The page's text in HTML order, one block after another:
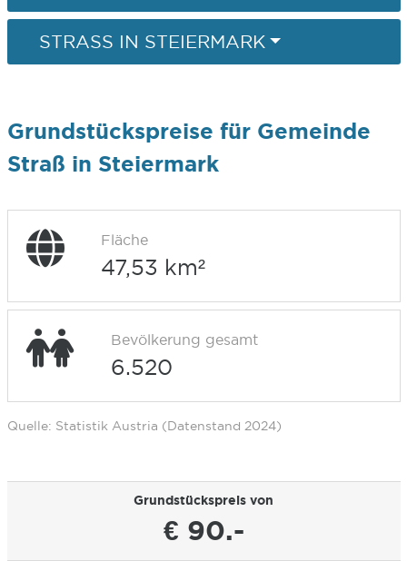
STRASS IN STEIERMARK
Grundstückspreise für Gemeinde
Straß in Steiermark
Fläche
47,53 km²
Bevölkerung gesamt
6.520
Quelle: Statistik Austria (Datenstand 2024)
Grundstückspreis von
€ 90.-